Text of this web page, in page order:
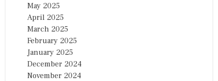
May 2025
April 2025
March 2025
February 2025
January 2025
December 2024
November 2024